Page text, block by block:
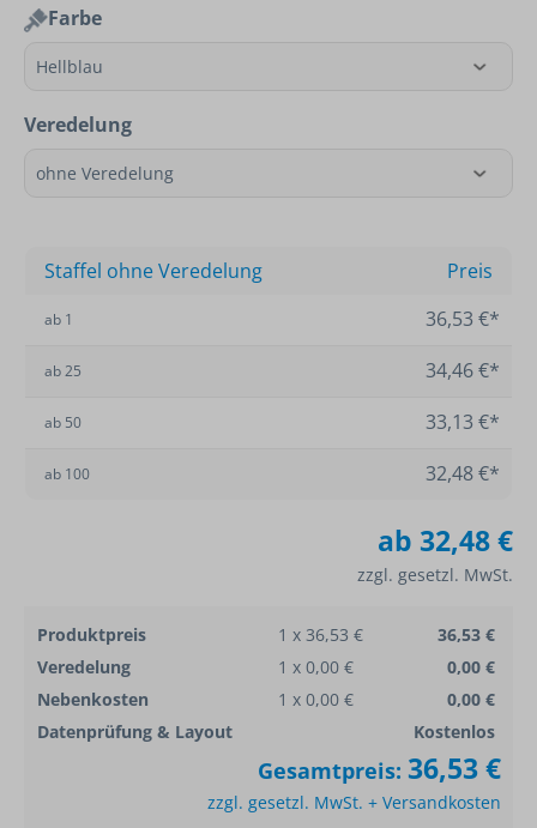
Farbe
Veredelung
Staffel ohne Veredelung Preis
ab 1 36,53 €*
ab25 34,46 €*
ab 50 33,13 €*
ab 100 32,48 €*
ab 32,48 €
zzgl. gesetzl. MwSt.
Produktpreis 1 x 36,53 €
36,53 €
Veredelung
1 x 0,00 €
0,00 €
Nebenkosten
1 x 0,00 €
0,00 €
Datenprüfung & Layout
Kostenlos
Gesamtpreis: 36,53 €
zzgl. gesetzl. MwSt. + Versandkosten